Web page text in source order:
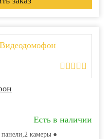
Есть в наличии
камеры ●